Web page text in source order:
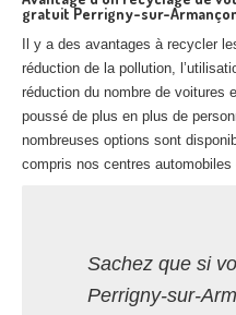
gratuit Perrigny-sur-
Il y a des avantages à recycler
réduction de la pollution,
réduction du nombre de voitures
poussé de plus en plus de
nombreuses options sont
compris nos centres automobiles
Sachez que si
Perrigny-sur-